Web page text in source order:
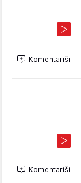
Komentariši
Komentariši